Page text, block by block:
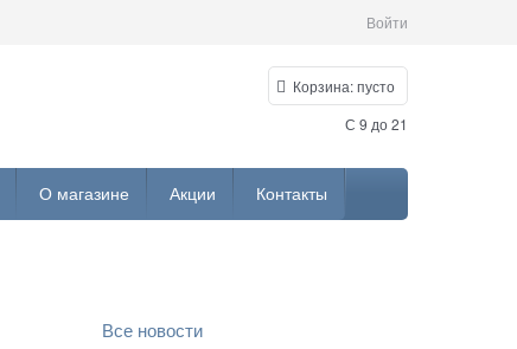
Войти
Корзина:пусто
С 9 до 21
О магазине Акции Контакты
Все новости